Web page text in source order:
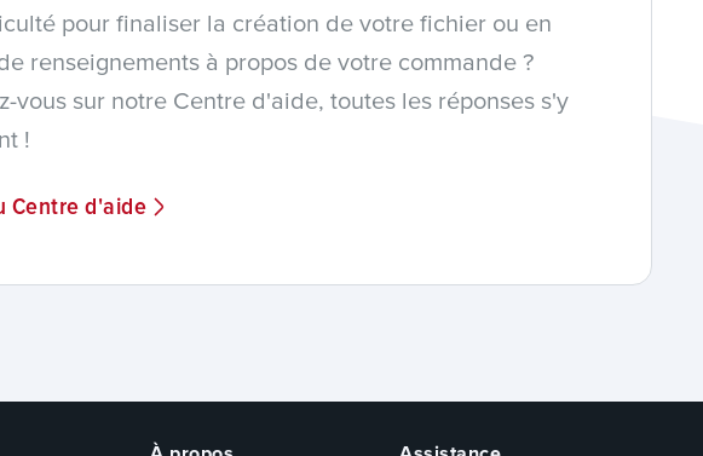
pour finaliser la création de votre fichier ou en
renseignements à propos de votre commande ?
vous sur notre Centre d'aide, toutes les réponses s'y
!
Centre d'aide